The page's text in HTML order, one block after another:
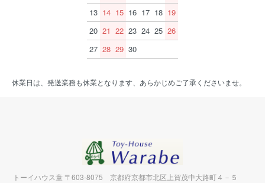
13 14 15 16 17 18 19
20 21 22 23 24 25 26
27 28 29 30
休業日は、発送業務も休業となります、あらかじめご了承くださいませ。
トーイハウス童 〒603-8075 京都府京都市北区上賀茂中大路町４－５